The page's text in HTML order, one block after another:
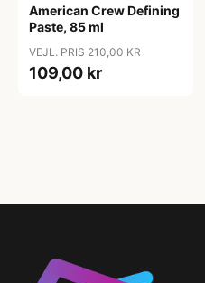
American Crew Defining
Paste, 85 ml
VEJL. PRIS 210,00 KR
109,00 kr